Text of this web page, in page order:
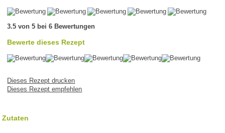
3.5 von 5 bei 6 Bewertungen
Bewerte dieses Rezept
Dieses Rezept drucken
Dieses Rezept empfehlen
Zutaten